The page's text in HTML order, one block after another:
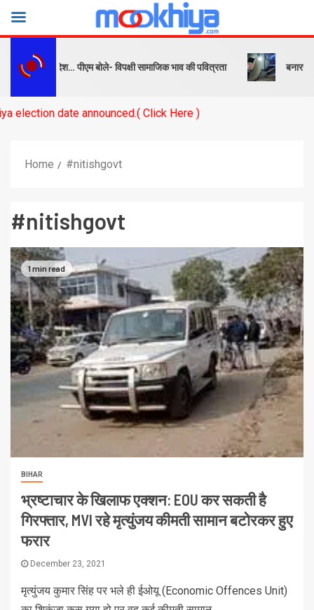
और संदेश… पीएम बोले- विपक्षी सामाजिक भाव की पवित्रता बनारस स्टेशन
announced.( Click Here )
Home #nitishgovt
#nitishgovt
1 min read
BIHAR
भ्रष्टाचार के खिलाफ एक्शन: EOU कर सकती है
गिरफ्तार, MVI रहे मृत्युंजय कीमती सामान बटोरकर हुए
फरार
December 23, 2021
मृत्युंजय कुमार सिंह पर भले ही ईओयू (Economic Offences Unit)